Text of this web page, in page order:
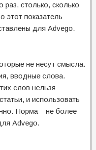
раз, столько, сколько
этот показатель
для Advego.
не несут смысла.
вводные слова.
слов нельзя
и использовать
Норма – не более
Advego.